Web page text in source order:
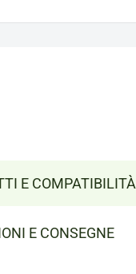
E COMPATIBILITÀ
E CONSEGNE